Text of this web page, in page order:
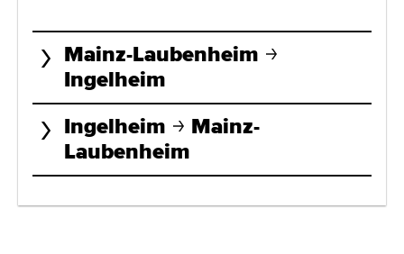
Mainz-Laubenheim
Ingelheim
Ingelheim
Mainz-
Laubenheim